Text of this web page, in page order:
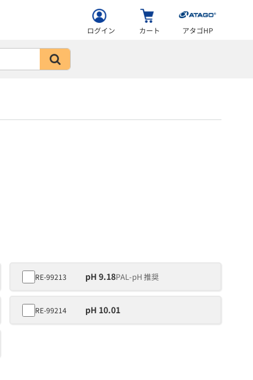
ログイン カート アタゴHP
RE-99213 pH 9.18PAL-pH 推奨
RE-99214 pH 10.01